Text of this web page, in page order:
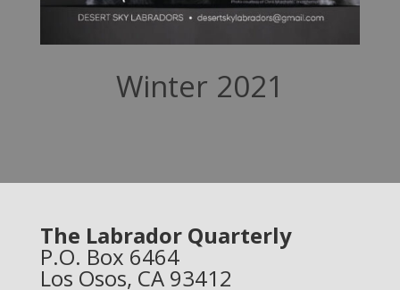
Winter 2021
The Labrador Quarterly
P.O. Box 6464
Los Osos, CA 93412